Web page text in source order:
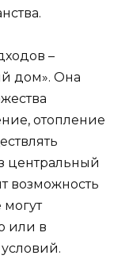
–
дом». Она
отопление
центральный
возможность
или в